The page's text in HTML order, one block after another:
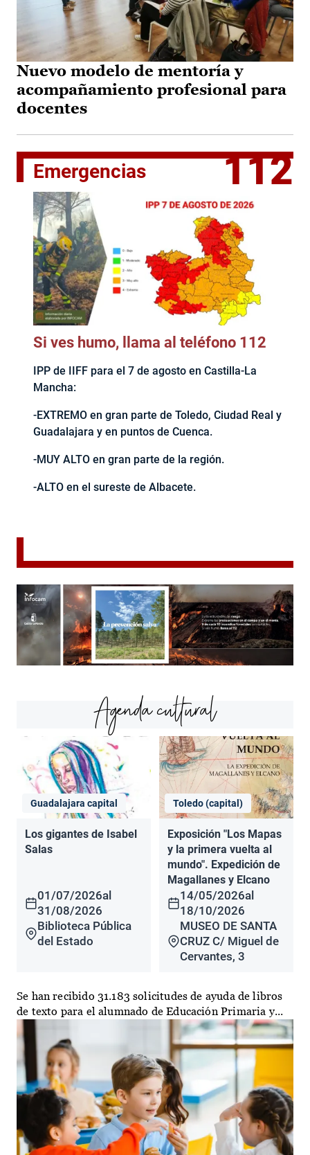
Nuevo modelo de mentoría y
acompañamiento profesional para
docentes
Emergencias 112
Si ves humo, llama al teléfono 112
IPP de IIFF para el 7 de agosto en Castilla-La
Mancha:
-EXTREMO en gran parte de Toledo, Ciudad Real y
Guadalajara y en puntos de Cuenca.
-MUY ALTO en gran parte de la región.
-ALTO en el sureste de Albacete.
Agenda cultural
Guadalajara capital
Los gigantes de Isabel
Salas
01/07/2026al
31/08/2026
Biblioteca Pública
del Estado
Toledo (capital)
Exposición "Los Mapas
y la primera vuelta al
mundo". Expedición de
Magallanes y Elcano
14/05/2026al
18/10/2026
MUSEO DE SANTA
CRUZ C/ Miguel de
Cervantes, 3
Se han recibido 31.183 solicitudes de ayuda de libros
de texto para el alumnado de Educación Primaria y...